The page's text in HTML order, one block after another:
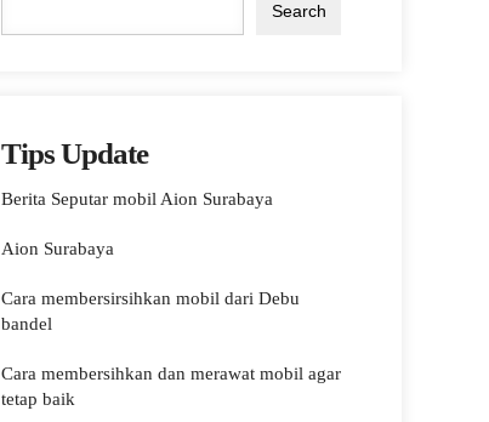
Search
Tips Update
Berita Seputar mobil Aion Surabaya
Aion Surabaya
Cara membersirsihkan mobil dari Debu
bandel
Cara membersihkan dan merawat mobil agar
tetap baik